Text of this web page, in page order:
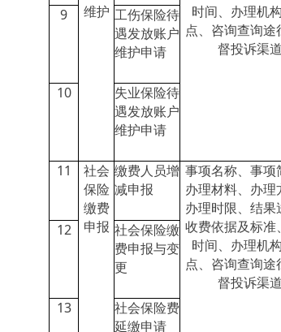
维护
时间、办理机
点、咨询查询途
督投诉渠道
9
工伤保险待
遇发放账户
维护申请
10
失业保险待
遇发放账户
维护申请
11
社会
保险
缴费
申报
缴费人员增
减申报
事项名称、事项
办理材料、办理
办理时限、结果
收费依据及标准
时间、办理机
点、咨询查询途
督投诉渠道
12
社会保险缴
费申报与变
更
13
社会保险费
延缴申请